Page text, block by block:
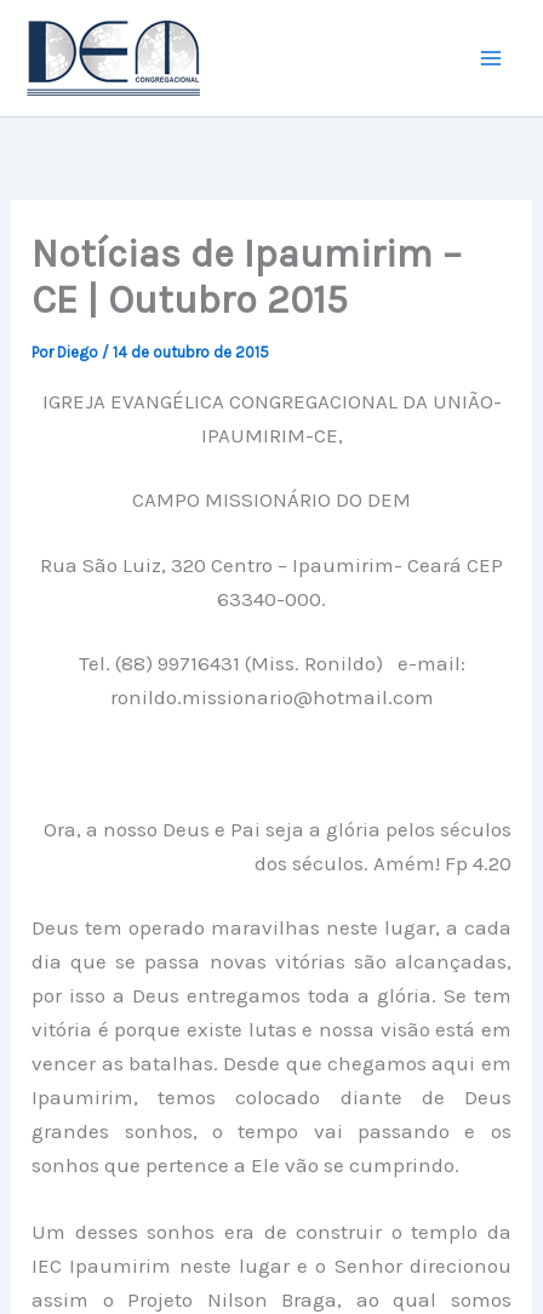
conteúdo
Notícias de Ipaumirim –
CE | Outubro 2015
PorDiego /14 de outubro de 2015
IGREJA EVANGÉLICA CONGREGACIONAL DA UNIÃO-
IPAUMIRIM-CE,
CAMPO MISSIONÁRIO DO DEM
Rua São Luiz, 320 Centro – Ipaumirim- Ceará CEP
63340-000.
Tel. (88) 99716431 (Miss. Ronildo) e-mail:
ronildo.missionario@hotmail.com
Ora, a nosso Deus e Pai seja a glória pelos séculos
dos séculos. Amém! Fp 4.20
Deus tem operado maravilhas neste lugar, a cada
dia que se passa novas vitórias são alcançadas,
por isso a Deus entregamos toda a glória. Se tem
vitória é porque existe lutas e nossa visão está em
vencer as batalhas. Desde que chegamos aqui em
Ipaumirim, temos colocado diante de Deus
grandes sonhos, o tempo vai passando e os
sonhos que pertence a Ele vão se cumprindo.
Um desses sonhos era de construir o templo da
IEC Ipaumirim neste lugar e o Senhor direcionou
assim o Projeto Nilson Braga, ao qual somos